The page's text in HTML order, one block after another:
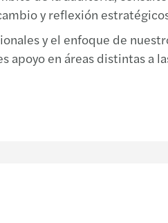
y reflexión
y el enfoque de
en áreas distintas a